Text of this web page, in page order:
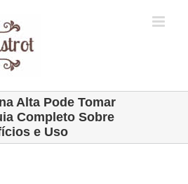
Alta Pode Tomar
Completo Sobre
e Uso